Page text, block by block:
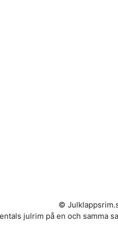
©
julrim på en och samma